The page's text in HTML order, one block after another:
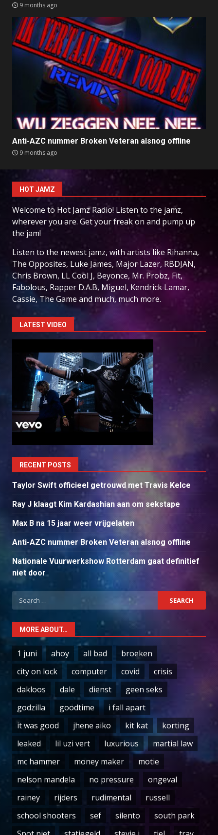
9 months ago
Anti-AZC nummer Broken Veteran alsnog offline
9 months ago
HOT JAMZ
Welcome to Hot Jamz Radio! Listen to the jamz,
wherever you are. Get your freak on and pump up
the jam!
Listen to the newest jamz, with artists like Rihanna,
The Opposites, Luke James, Major Lazer, RBDJAN,
Chris Brown, LL Cool J, Beyonce, Mr. Probz, Fit,
Fabolous, Rapper D.A.B, Miguel, Kendrick Lamar,
Cassie, The Game and much, much more.
LATEST VIDEO
RECENT POSTS
Taylor Swift officieel getrouwd met Travis Kelce
Ray J klaagt Kim Kardashian aan om sekstape
Max B na 15 jaar weer vrijgelaten
Anti-AZC nummer Broken Veteran alsnog offline
Nationale Vuurwerkshow Rotterdam gaat definitief
niet door
Search
for:
MORE ABOUT…
1 juni ahoy all bad
broeken
city on lock
computer covid
crisis
dakloos
dale dienst
geen seks
godzilla
goodtime
i fall apart
it was good
jhene aiko kit kat
korting
leaked
lil uzi vert luxurious
martial law
mc hammer
money maker
motie
nelson mandela
no pressure
ongeval
rainey
rijders rudimental
russell
school shooters
sef silento
south park